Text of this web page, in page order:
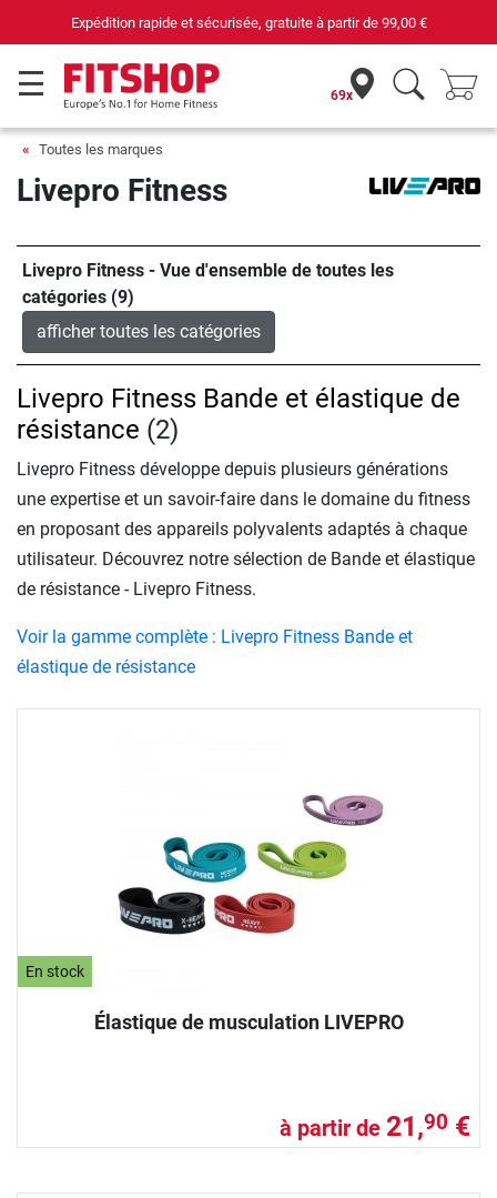
69 magasins avec 75 techniciens
69x
Toutes les marques
Livepro Fitness
Livepro Fitness - Vue d'ensemble de toutes les
catégories (9)
afficher toutes les catégories
En stock
Élastique de musculation LIVEPRO
à partir de 21,90 €
Livepro Fitness Bande et élastique de
résistance (2)
Livepro Fitness développe depuis plusieurs générations
une expertise et un savoir-faire dans le domaine du fitness
en proposant des appareils polyvalents adaptés à chaque
utilisateur. Découvrez notre sélection de Bande et élastique
de résistance - Livepro Fitness.
Voir la gamme complète : Livepro Fitness Bande et
élastique de résistance